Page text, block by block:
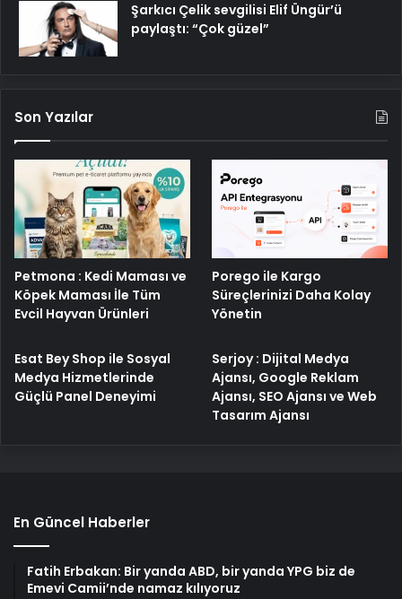
Şarkıcı Çelik sevgilisi Elif Üngür’ü
paylaştı: “Çok güzel”
Son Yazılar
Petmona : Kedi Maması ve
Köpek Maması İle Tüm
Evcil Hayvan Ürünleri
Porego ile Kargo
Süreçlerinizi Daha Kolay
Yönetin
Esat Bey Shop ile Sosyal
Medya Hizmetlerinde
Güçlü Panel Deneyimi
Serjoy : Dijital Medya
Ajansı, Google Reklam
Ajansı, SEO Ajansı ve Web
Tasarım Ajansı
En Güncel Haberler
Fatih Erbakan: Bir yanda ABD, bir yanda YPG biz de
Emevi Camii’nde namaz kılıyoruz